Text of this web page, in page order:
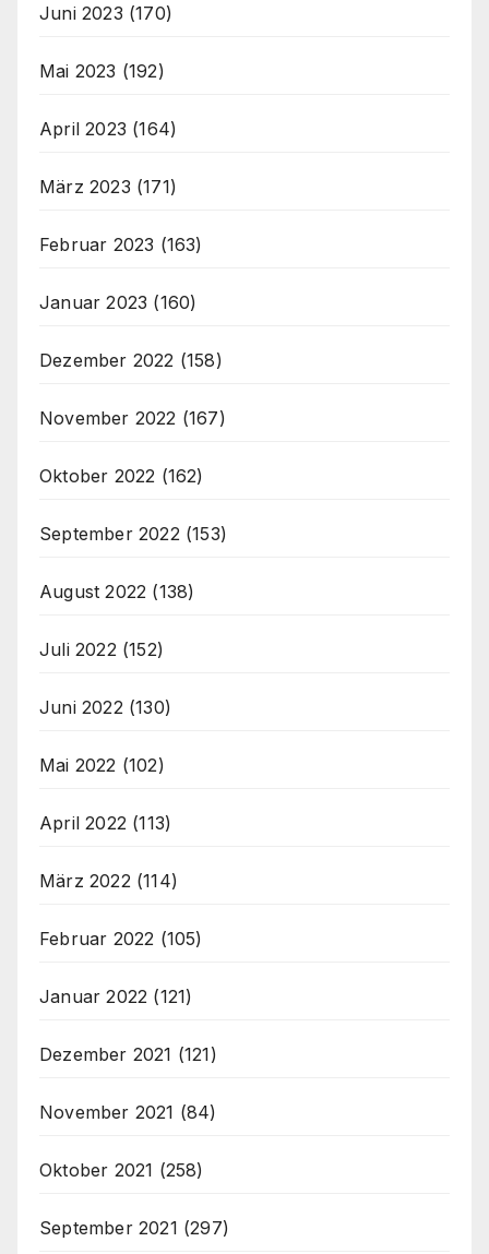
Juni 2023 (170)
Mai 2023 (192)
April 2023 (164)
März 2023 (171)
Februar 2023 (163)
Januar 2023 (160)
Dezember 2022 (158)
November 2022 (167)
Oktober 2022 (162)
September 2022 (153)
August 2022 (138)
Juli 2022 (152)
Juni 2022 (130)
Mai 2022 (102)
April 2022 (113)
März 2022 (114)
Februar 2022 (105)
Januar 2022 (121)
Dezember 2021 (121)
November 2021 (84)
Oktober 2021 (258)
September 2021 (297)